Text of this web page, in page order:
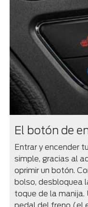
El botón de
Entrar y encender
simple, gracias al
oprimir un botón.
bolso, desbloquea
toque de la manija.
pedal del freno (el